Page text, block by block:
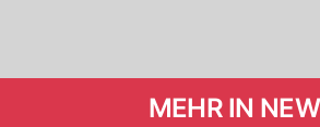
MEHR IN